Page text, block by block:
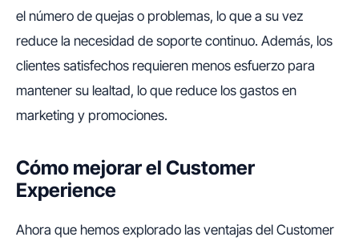
el número de quejas o problemas, lo que a su vez
reduce la necesidad de soporte continuo. Además, los
clientes satisfechos requieren menos esfuerzo para
mantener su lealtad, lo que reduce los gastos en
marketing y promociones.
Cómo mejorar el Customer
Experience
Ahora que hemos explorado las ventajas del Customer